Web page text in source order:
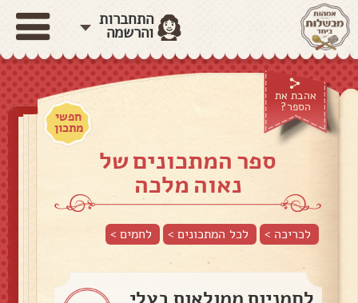
התחברות
והרשמה
אהבת את
הספר?
חפשי
מתכון
ספר המתכונים של
נאוה מלכה
לכריכה > לכל המתכונים > לחמים>